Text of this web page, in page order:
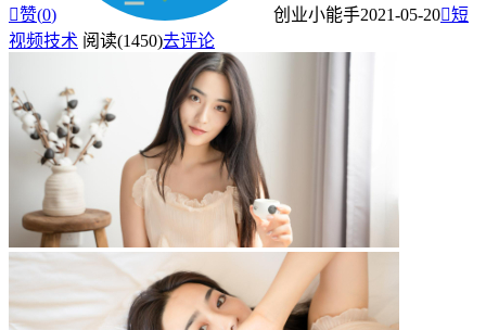
赞(0) 创业小能手2021-05-20短
视频技术 阅读(1450)去评论